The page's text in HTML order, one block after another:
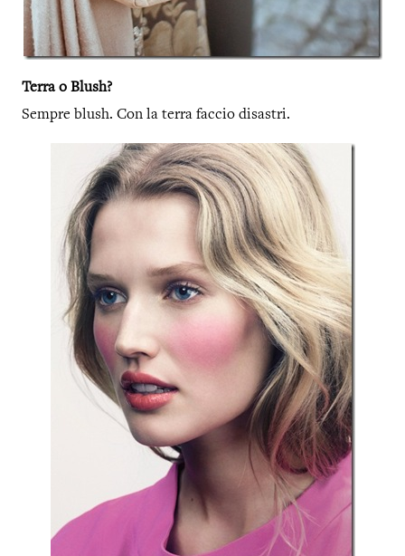
Terra o Blush?
Sempre blush. Con la terra faccio disastri.